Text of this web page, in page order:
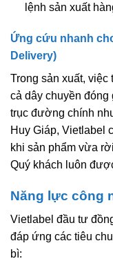
lệnh sản xuất
Ứng cứu nhanh
Delivery)
Trong sản xuất, việc
cả dây chuyền
trục đường chính
Huy Giáp, Vietlabel
khi sản phẩm vừa
Quý khách luôn
Năng lực công
Vietlabel đầu tư
đáp ứng các tiêu
bì: